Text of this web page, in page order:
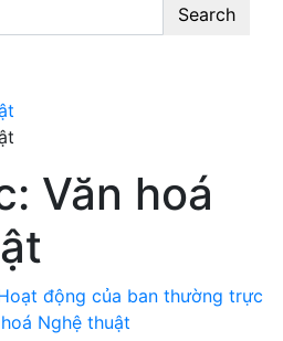
Search
Văn hoá
động của ban thường trực
Nghệ thuật